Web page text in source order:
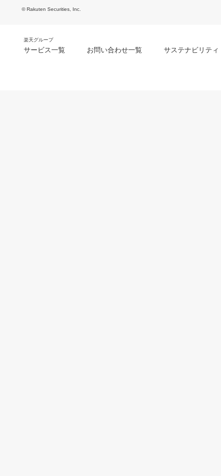
© Rakuten Securities, Inc.
楽天グループ
サービス一覧 お問い合わせ一覧 サステナビリティ